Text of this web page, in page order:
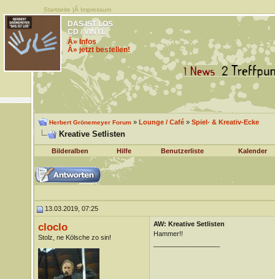
Startseite |Â Impressum
DAS IST LOS
CD / VINYL
Â» Infos
Â» jetzt bestellen!
Herbert Grönemeyer Forum» Lounge / Café» Spiel- & Kreativ-Ecke
Kreative Setlisten
Bilderalben Hilfe Benutzerliste Kalender
13.03.2019, 07:25
cloclo
Stolz, ne Kölsche zo sin!
AW: Kreative Setlisten
Hammer!!